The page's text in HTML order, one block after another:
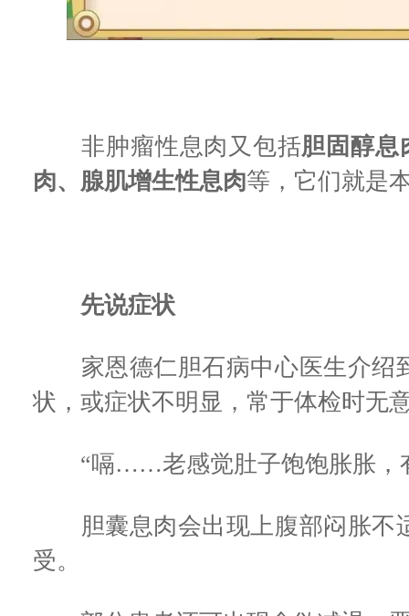
非肿瘤性息肉又包括胆固醇息
肉、腺肌增生性息肉等，它们就是
先说症状
家恩德仁胆石病中心医生介绍
状，或症状不明显，常于体检时无
“嗝……老感觉肚子饱饱胀胀，
胆囊息肉会出现上腹部闷胀不
受。